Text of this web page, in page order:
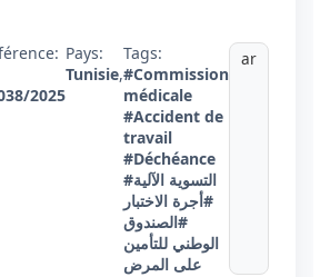
2025
Pays:
Tunisie,
Tags:
#Commission
médicale
#Accident de
travail
#Déchéance
#التسوية الآلية
#أجرة الاختبار
#الصندوق
الوطني للتأمين
على المرض
ar